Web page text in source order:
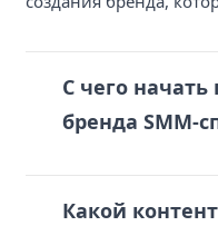
С чего
бренда SMM-
Какой